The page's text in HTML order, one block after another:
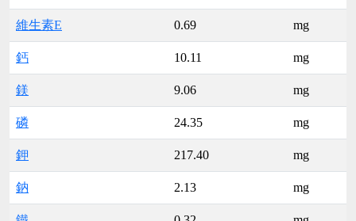
維生素E 0.69 mg
鈣 10.11 mg
鎂 9.06 mg
磷 24.35 mg
鉀 217.40 mg
鈉 2.13 mg